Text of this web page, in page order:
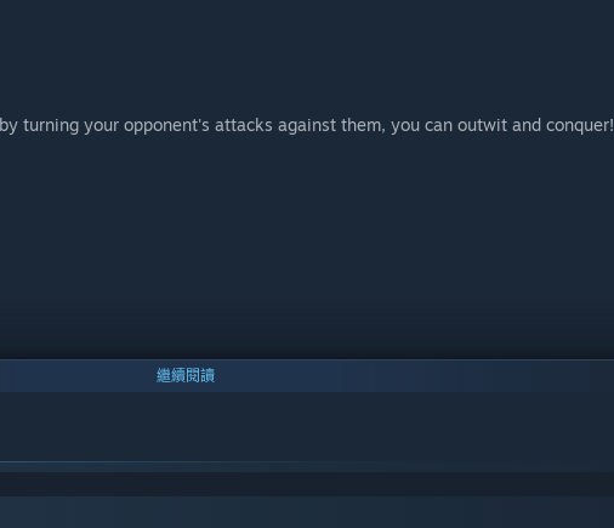
turning your opponent's attacks against them, you can outwit and conquer!
繼續閱讀